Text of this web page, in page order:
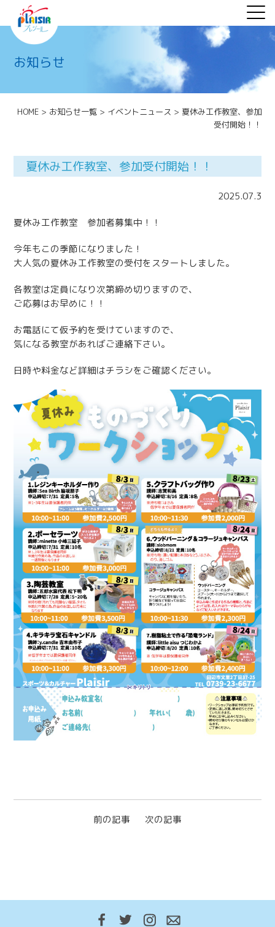
お知らせ
HOME> お知らせ一覧> イベントニュース > 夏休み工作教室、参加
受付開始！！
夏休み工作教室、参加受付開始！！
2025.07.3
夏休み工作教室 参加者募集中！！
今年もこの季節になりました！
大人気の夏休み工作教室の受付をスタートしました。
各教室は定員になり次第締め切りますので、
ご応募はお早めに！！
お電話にて仮予約を受けていますので、
気になる教室があればご連絡下さい。
日時や料金など詳細はチラシをご確認ください。
前の記事 次の記事